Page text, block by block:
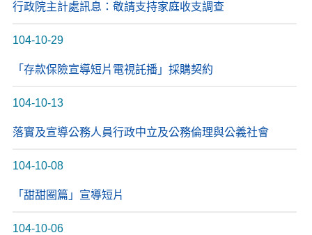
行政院主計處訊息：敬請支持家庭收支調查
104-10-29
「存款保險宣導短片電視託播」採購契約
104-10-13
落實及宣導公務人員行政中立及公務倫理與公義社會
104-10-08
「甜甜圈篇」宣導短片
104-10-06